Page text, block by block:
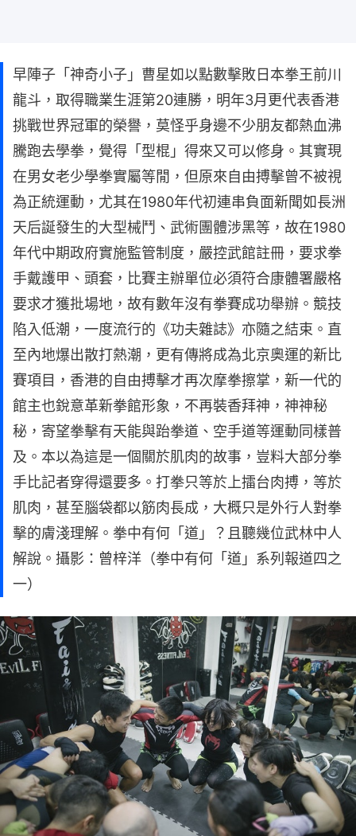
早陣子「神奇小子」曹星如以點數擊敗日本拳王前川
龍斗，取得職業生涯第20連勝，明年3月更代表香港
挑戰世界冠軍的榮譽，莫怪乎身邊不少朋友都熱血沸
騰跑去學拳，覺得「型棍」得來又可以修身。其實現
在男女老少學拳實屬等閒，但原來自由搏擊曾不被視
為正統運動，尤其在1980年代初連串負面新聞如長洲
天后誕發生的大型械鬥、武術團體涉黑等，故在1980
年代中期政府實施監管制度，嚴控武館註冊，要求拳
手戴護甲、頭套，比賽主辦單位必須符合康體署嚴格
要求才獲批場地，故有數年沒有拳賽成功舉辦。競技
陷入低潮，一度流行的《功夫雜誌》亦隨之結束。直
至內地爆出散打熱潮，更有傳將成為北京奧運的新比
賽項目，香港的自由搏擊才再次摩拳擦掌，新一代的
館主也銳意革新拳館形象，不再裝香拜神，神神秘
秘，寄望拳擊有天能與跆拳道、空手道等運動同樣普
及。本以為這是一個關於肌肉的故事，豈料大部分拳
手比記者穿得還要多。打拳只等於上擂台肉搏，等於
肌肉，甚至腦袋都以筋肉長成，大概只是外行人對拳
擊的膚淺理解。拳中有何「道」？且聽幾位武林中人
解說。攝影：曾梓洋（拳中有何「道」系列報道四之
一）